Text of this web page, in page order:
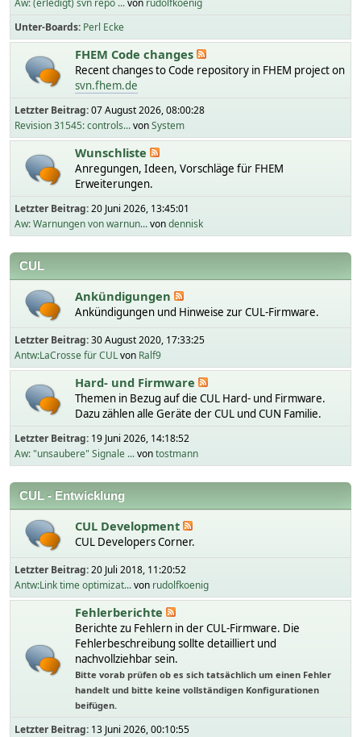
Aw: (erledigt) svn repo ...von rudolfkoenig
Unter-Boards Perl Ecke
FHEM Code changes
Recent changes to Code repository in FHEM project on
svn.fhem.de
Letzter Beitrag:07 August 2026, 08:00:28
Revision 31545: controls...vonSystem
Wunschliste
Anregungen, Ideen, Vorschläge für FHEM
Erweiterungen.
Letzter Beitrag:20 Juni 2026, 13:45:01
Aw: Warnungen von warnun...vondennisk
CUL
Ankündigungen
Ankündigungen und Hinweise zur CUL-Firmware.
Letzter Beitrag:30 August 2020, 17:33:25
Antw:LaCrosse für CULvon Ralf9
Hard- und Firmware
Themen in Bezug auf die CUL Hard- und Firmware.
Dazu zählen alle Geräte der CUL und CUN Familie.
Letzter Beitrag: 19 Juni 2026, 14:18:52
Aw: "unsaubere" Signale ...vontostmann
CUL - Entwicklung
CUL Development
CUL Developers Corner.
Letzter Beitrag:20 Juli 2018, 11:20:52
Antw:Link time optimizat...von rudolfkoenig
Fehlerberichte
Berichte zu Fehlern in der CUL-Firmware. Die
Fehlerbeschreibung sollte detailliert und
nachvollziehbar sein.
Bitte vorab prüfen ob es sich tatsächlich um einen Fehler
handelt und bitte keine vollständigen Konfigurationen
beifügen.
Letzter Beitrag: 13 Juni 2026, 00:10:55